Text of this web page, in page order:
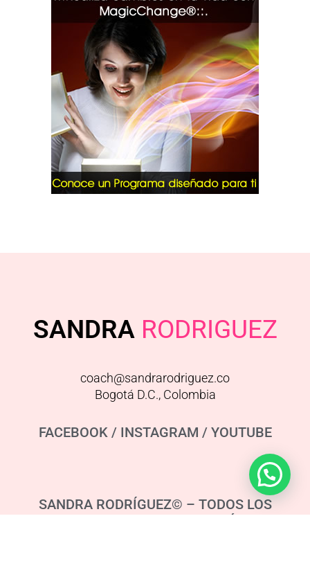
SANDRA RODRIGUEZ
coach@sandrarodriguez.co
Bogotá D.C., Colombia
FACEBOOK/ INSTAGRAM / YOUTUBE
SANDRA RODRÍGUEZ© – TODOS LOS